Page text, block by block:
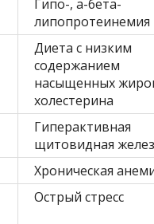
Гипо-, а-бета-
липопротеинемия
Диета с низким
содержанием
насыщенных
холестерина
Гиперактивная
щитовидная
Хроническая
Острый стресс